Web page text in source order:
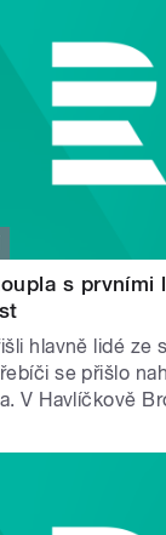
s prvními
hlavně lidé ze
se přišlo
V Havlíčkově